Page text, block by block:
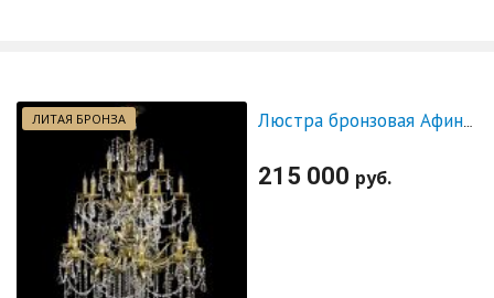
ЛИТАЯ БРОНЗА
215 000 руб.